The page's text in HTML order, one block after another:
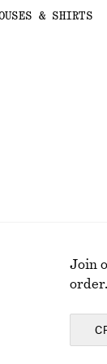
& SHIRTS
Join
order.